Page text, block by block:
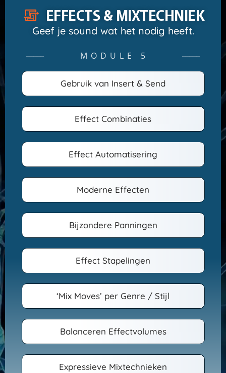
EFFECTS & MIXTECHNIEK
Geef je sound wat het nodig heeft.
───── MODULE 5 ─────
Gebruik van Insert & Send
Effect Combinaties
Effect Automatisering
Moderne Effecten
Bijzondere Panningen
Effect Stapelingen
‘Mix Moves’ per Genre / Stijl
Balanceren Effectvolumes
Expressieve Mixtechnieken